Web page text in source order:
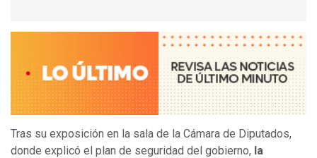
Tras su exposición en la sala de la Cámara de Diputados,
donde explicó el plan de seguridad del gobierno, la